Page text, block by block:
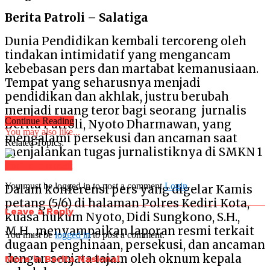
Berita Patroli – Salatiga
Dunia Pendidikan kembali tercoreng oleh
tindakan intimidatif yang mengancam
kebebasan pers dan martabat kemanusiaan.
Tempat yang seharusnya menjadi
pendidikan dan akhlak, justru berubah
menjadi ruang teror bagi seorang jurnalis
Berita Patroli, Nyoto Dharmawan, yang
mengalami persekusi dan ancaman saat
menjalankan tugas jurnalistiknya di SMKN 1
Kota Kediri.
Dalam konferensi pers yang digelar Kamis
petang (5/6) di halaman Polres Kediri Kota,
kuasa hukum Nyoto, Didi Sungkono, S.H.,
M.H., menyampaikan laporan resmi terkait
dugaan penghinaan, persekusi, dan ancaman
dengan senjata tajam oleh oknum kepala
Continue Reading
You may also like...
Related Topics:
You must be logged in to post a commentLogin
Leave a Reply
You must belogged into post a comment.
More in Berita Nasional